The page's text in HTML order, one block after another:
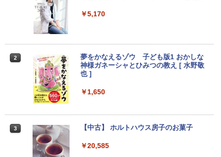
neMemory]内蔵 15インチ フルHD Wind
パソコン
￥19,800
おまかせ コスパ重視 Windows11 第8世
代 / 第10世代 Core i3 / i5 / i7 選択可能
メモリ8GB SSD240GB以上 15.6インチ
おまかせ Wi-Fi 初期設定済 すぐ使える 9
0日保証 送料無料
(〜最大3.8)GHz | MEM:8GB | SSD:256G
￥10,000
モリ Quadro P620 グラボ付き ワークス
B SSD 500GB HDD DVD 省スペース デ
スクトップパソコン 中古PC
￥34,800
LL E1916H DisplayPort VGA ケーブル
￥3,900
まで】 モニター 21.5型 液晶ディスプレ
nc 21.5インチ 角度調節 FullHD ブルー
ライトカット VAパネル VESAフル FHD
ノングレア MAXZEN JM22CH02
￥9,480
￥5,170
2
夢をかなえるゾウ 子ども版1 おかしな
神様ガネーシャとひみつの教え [ 水野敬
也 ]
￥1,650
3 【中古】 ホルトハウス房子のお菓子
￥20,585